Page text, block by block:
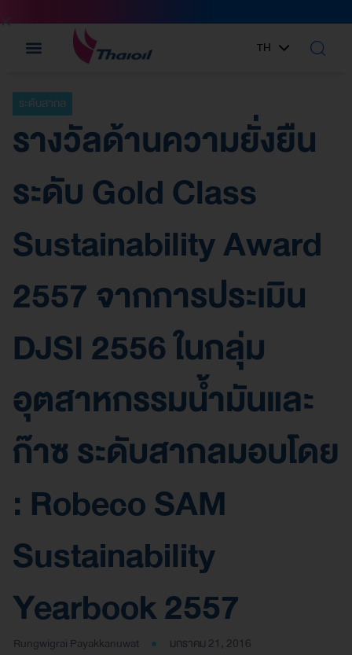
TH
EN
ระดับสากล
รางวัลด้านความยั่งยืน
ระดับ Gold Class
Sustainability Award
2557 จากการประเมิน
DJSI 2556 ในกลุ่ม
อุตสาหกรรมน้ำมันและ
ก๊าซ ระดับสากลมอบโดย
: Robeco SAM
Sustainability
Yearbook 2557
Rungwigrai Payakkanuwat มกราคม 21, 2016